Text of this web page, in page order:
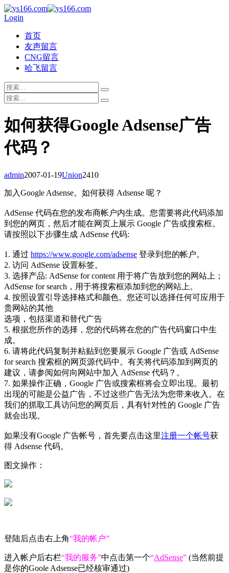
Login
首页
友声留言
CNG留言
哈飞留言
如何获得Google Adsense广告
代码？
admin2007-01-19Union2410
加入Google Adsense。如何获得 Adsense 呢？
AdSense 代码在您的发布商帐户内生成。您需要将此代码添加
到您的网页，然后才能在网页上展示 Google 广告或搜索框。
请按照以下步骤生成 AdSense 代码:
1. 通过 https://www.google.com/adsense 登录到您的帐户。
2. 访问 AdSense 设置标签。
3. 选择产品: AdSense for content 用于将广告放到您的网站上；
AdSense for search，用于将搜索框添加到您的网站上。
4. 按照设置引导选择格式和颜色。您还可以选择任何可应用于
贵网站的其他
选项，包括渠道和替代广告
5. 根据您所作的选择，您的代码将在您的广告代码窗口中生
成。
6. 请将此代码复制并粘贴到您要展示 Google 广告或 AdSense
for search 搜索框的网页源代码中。有关将代码添加到网页的
建议，请参阅如何向网站中加入 AdSense 代码？。
7. 如果操作正确，Google 广告或搜索框将会立即出现。最初
出现的可能是公益广告，不过这些广告无法为您带来收入。在
我们的抓取工具访问您的网页后，具有针对性的 Google 广告
就会出现。
如果没有Google 广告帐号，首先要点击这里注册一个帐号获
得 Adsense 代码。
图文操作：
登陆后点击右上角“我的帐户”
进入帐户后右栏“我的服务”中点击第一个“AdSense” (当然前提
是你的Goole Adsense已经核审通过)